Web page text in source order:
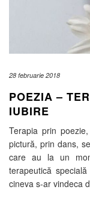
28 februarie 2018
POEZIA –
IUBIRE
Terapia prin
pictură, prin dans,
care au la un
terapeutică
cineva s-ar vindeca